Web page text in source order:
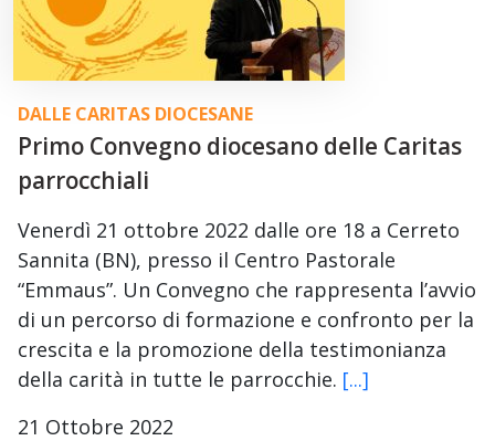
DALLE CARITAS DIOCESANE
Primo Convegno diocesano delle Caritas
parrocchiali
Venerdì 21 ottobre 2022 dalle ore 18 a Cerreto
Sannita (BN), presso il Centro Pastorale
“Emmaus”. Un Convegno che rappresenta l’avvio
di un percorso di formazione e confronto per la
crescita e la promozione della testimonianza
della carità in tutte le parrocchie. [...]
21 Ottobre 2022